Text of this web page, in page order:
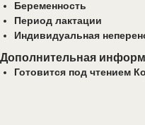
Беременность
Период лактации
Индивидуальная
Дополнительная
Готовится под чтением